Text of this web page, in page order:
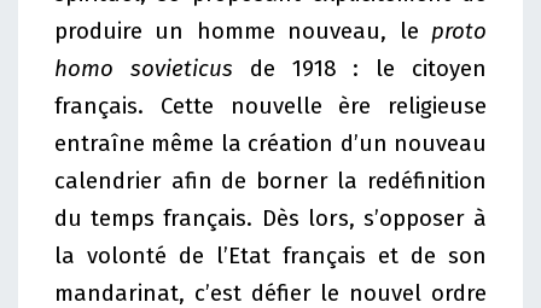
produire un homme nouveau, le proto
homo sovieticus de 1918 : le citoyen
français. Cette nouvelle ère religieuse
entraîne même la création d’un nouveau
calendrier afin de borner la redéfinition
du temps français. Dès lors, s’opposer à
la volonté de l’Etat français et de son
mandarinat, c’est défier le nouvel ordre